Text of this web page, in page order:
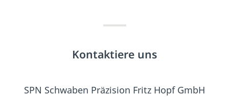
Kontaktiere uns
SPN Schwaben Präzision Fritz Hopf GmbH